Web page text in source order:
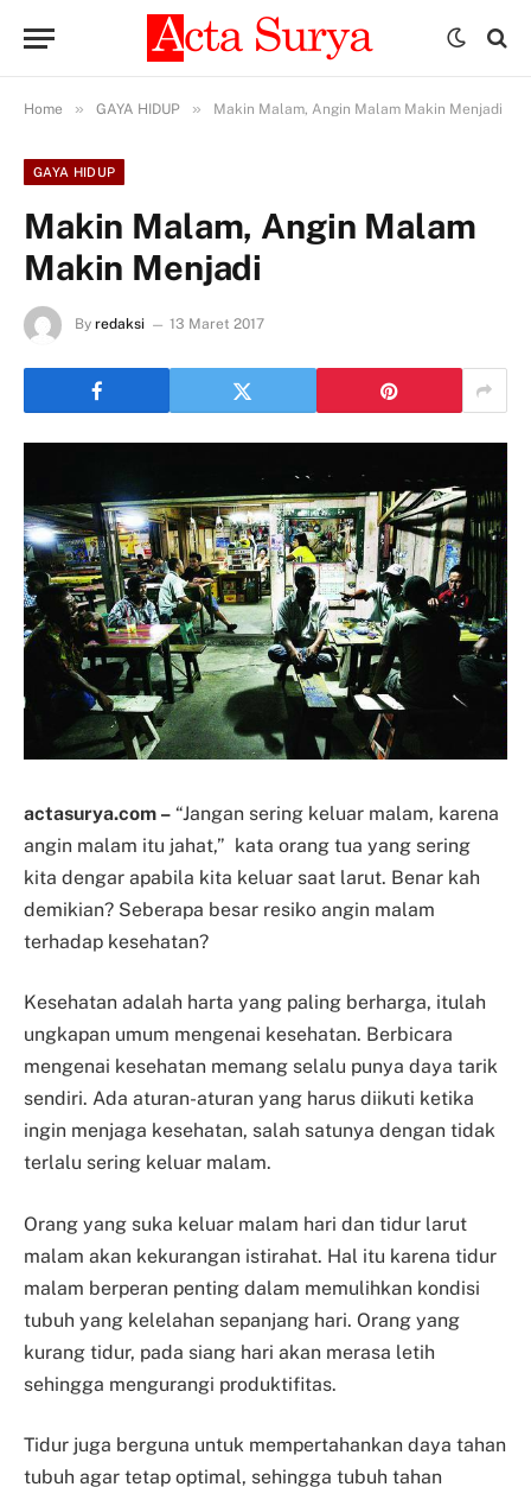
Home » GAYA HIDUP » Makin Malam, Angin Malam Makin Menjadi
GAYA HIDUP
Makin Malam, Angin Malam
Makin Menjadi
By redaksi 13 Maret 2017
actasurya.com – “Jangan sering keluar malam, karena
angin malam itu jahat,” kata orang tua yang sering
kita dengar apabila kita keluar saat larut. Benar kah
demikian? Seberapa besar resiko angin malam
terhadap kesehatan?
Kesehatan adalah harta yang paling berharga, itulah
ungkapan umum mengenai kesehatan. Berbicara
mengenai kesehatan memang selalu punya daya tarik
sendiri. Ada aturan-aturan yang harus diikuti ketika
ingin menjaga kesehatan, salah satunya dengan tidak
terlalu sering keluar malam.
Orang yang suka keluar malam hari dan tidur larut
malam akan kekurangan istirahat. Hal itu karena tidur
malam berperan penting dalam memulihkan kondisi
tubuh yang kelelahan sepanjang hari. Orang yang
kurang tidur, pada siang hari akan merasa letih
sehingga mengurangi produktifitas.
Tidur juga berguna untuk mempertahankan daya tahan
tubuh agar tetap optimal, sehingga tubuh tahan